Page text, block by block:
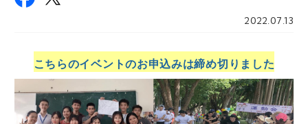
2022.07.13
こちらのイベントのお申込みは締め切りました